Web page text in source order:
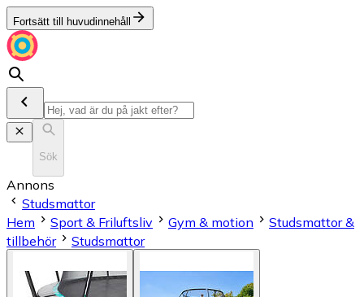
Fortsätt till huvudinnehåll
Sök
Annons
Studsmattor
Hem
Sport & Friluftsliv Gym & motion
Studsmattor &
tillbehör
Studsmattor